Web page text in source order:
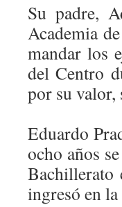
Su padre,
Academia
mandar los
del Centro
por su valor,
Eduardo
ocho años
Bachillerato
ingresó en